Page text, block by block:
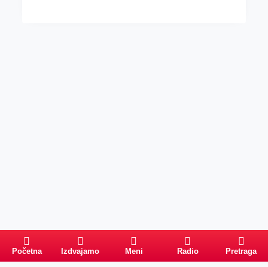
Početna Izdvajamo Meni Radio Pretraga